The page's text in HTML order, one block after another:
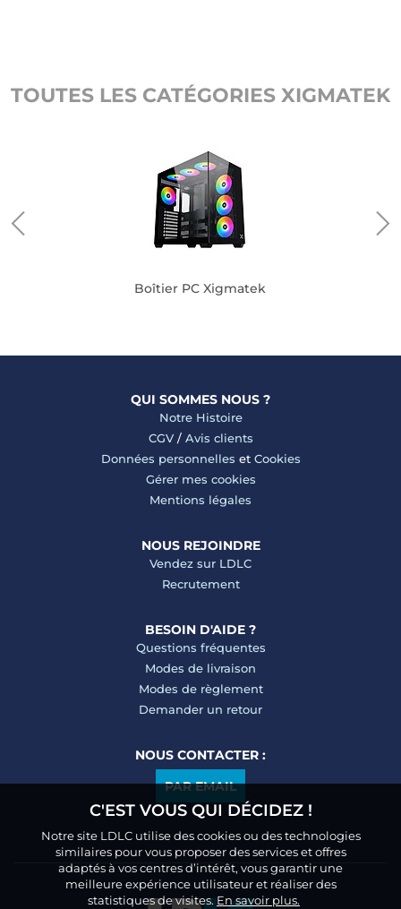
TOUTES LES CATÉGORIES XIGMATEK
Boîtier PC Xigmatek
QUI SOMMES NOUS ?
Notre Histoire
CGV/ Avis clients
Données personnelles et Cookies
Gérer mes cookies
Mentions légales
NOUS REJOINDRE
Vendez sur LDLC
Recrutement
BESOIN D'AIDE ?
Questions fréquentes
Modes de livraison
Modes de règlement
Demander un retour
NOUS CONTACTER :
PAR EMAIL
C'EST VOUS QUI DÉCIDEZ !
Notre site LDLC utilise des cookies ou des technologies
similaires pour vous proposer des services et offres
adaptés à vos centres d’intérêt, vous garantir une
meilleure expérience utilisateur et réaliser des
statistiques de visites.En savoir plus.